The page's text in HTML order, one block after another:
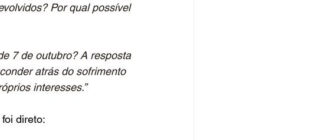
Por qual possível
7 de outubro? A resposta
atrás do sofrimento
interesses.”
direto: